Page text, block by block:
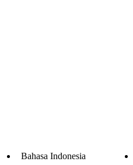
Bahasa Indonesia